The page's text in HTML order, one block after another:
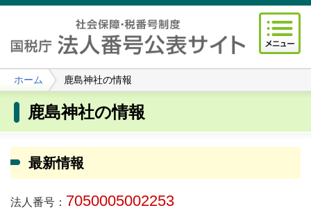
ホーム 鹿島神社の情報
鹿島神社の情報
最新情報
法人番号： 7050005002253